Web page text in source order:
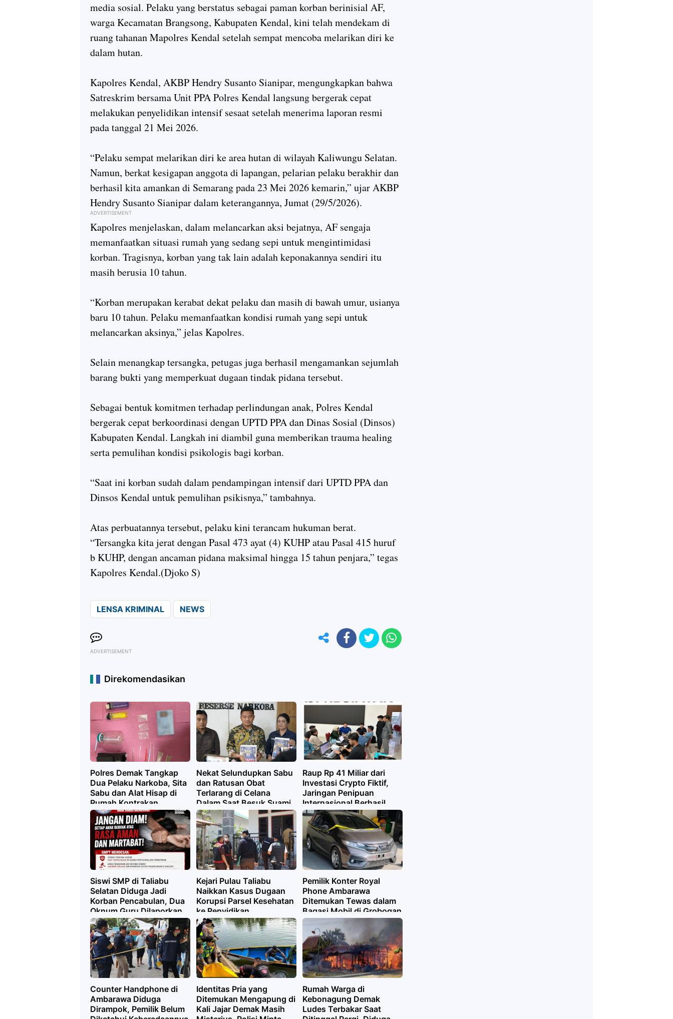
media sosial. Pelaku yang berstatus sebagai paman korban berinisial AF,
warga Kecamatan Brangsong, Kabupaten Kendal, kini telah mendekam di
ruang tahanan Mapolres Kendal setelah sempat mencoba melarikan diri ke
dalam hutan.
Kapolres Kendal, AKBP Hendry Susanto Sianipar, mengungkapkan bahwa
Satreskrim bersama Unit PPA Polres Kendal langsung bergerak cepat
melakukan penyelidikan intensif sesaat setelah menerima laporan resmi
pada tanggal 21 Mei 2026.
“Pelaku sempat melarikan diri ke area hutan di wilayah Kaliwungu Selatan.
Namun, berkat kesigapan anggota di lapangan, pelarian pelaku berakhir dan
berhasil kita amankan di Semarang pada 23 Mei 2026 kemarin,” ujar AKBP
Hendry Susanto Sianipar dalam keterangannya, Jumat (29/5/2026).
ADVERTISEMENT
Kapolres menjelaskan, dalam melancarkan aksi bejatnya, AF sengaja
memanfaatkan situasi rumah yang sedang sepi untuk mengintimidasi
korban. Tragisnya, korban yang tak lain adalah keponakannya sendiri itu
masih berusia 10 tahun.
“Korban merupakan kerabat dekat pelaku dan masih di bawah umur, usianya
baru 10 tahun. Pelaku memanfaatkan kondisi rumah yang sepi untuk
melancarkan aksinya,” jelas Kapolres.
Selain menangkap tersangka, petugas juga berhasil mengamankan sejumlah
barang bukti yang memperkuat dugaan tindak pidana tersebut.
Sebagai bentuk komitmen terhadap perlindungan anak, Polres Kendal
bergerak cepat berkoordinasi dengan UPTD PPA dan Dinas Sosial (Dinsos)
Kabupaten Kendal. Langkah ini diambil guna memberikan trauma healing
serta pemulihan kondisi psikologis bagi korban.
“Saat ini korban sudah dalam pendampingan intensif dari UPTD PPA dan
Dinsos Kendal untuk pemulihan psikisnya,” tambahnya.
Atas perbuatannya tersebut, pelaku kini terancam hukuman berat.
“Tersangka kita jerat dengan Pasal 473 ayat (4) KUHP atau Pasal 415 huruf
b KUHP, dengan ancaman pidana maksimal hingga 15 tahun penjara,” tegas
Kapolres Kendal.(Djoko S)
LENSA KRIMINAL NEWS
ADVERTISEMENT
Direkomendasikan
Polres Demak Tangkap
Dua Pelaku Narkoba, Sita
Sabu dan Alat Hisap di
Rumah Kontrakan
Nekat Selundupkan Sabu
dan Ratusan Obat
Terlarang di Celana
Dalam Saat Besuk Suami,
IRT Ditangkap di Lapas
Sragen
Raup Rp 41 Miliar dari
Investasi Crypto Fiktif,
Jaringan Penipuan
Internasional Berhasil
Diungkap
Siswi SMP di Taliabu
Selatan Diduga Jadi
Korban Pencabulan, Dua
Oknum Guru Dilaporkan
Kejari Pulau Taliabu
Naikkan Kasus Dugaan
Korupsi Parsel Kesehatan
ke Penyidikan
Pemilik Konter Royal
Phone Ambarawa
Ditemukan Tewas dalam
Bagasi Mobil di Grobogan
Counter Handphone di
Ambarawa Diduga
Dirampok, Pemilik Belum
Identitas Pria yang
Ditemukan Mengapung di
Kali Jajar Demak Masih
Rumah Warga di
Kebonagung Demak
Ludes Terbakar Saat